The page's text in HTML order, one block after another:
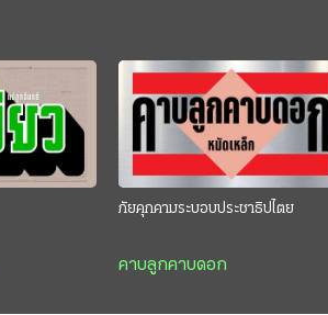
ภัยคุกคามระบอบประชาธิปไตย
คาบลูกคาบดอก